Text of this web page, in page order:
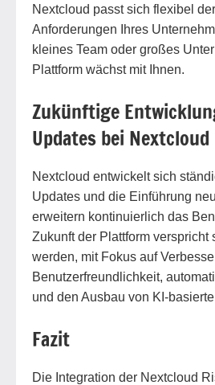
Nextcloud passt sich flexibel
Anforderungen Ihres
kleines Team oder großes
Plattform wächst mit Ihnen.
Zukünftige
Updates bei Nextcloud
Nextcloud entwickelt sich
Updates und die Einführung
erweitern kontinuierlich das
Zukunft der Plattform verspricht
werden, mit Fokus auf
Benutzerfreundlichkeit,
und den Ausbau von KI-
Fazit
Die Integration der Nextcloud